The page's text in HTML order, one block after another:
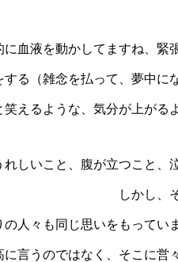
いのです。
血液を動かしてますね、
る（雑念を払って、夢中
えるような、気分が上がる
しいこと、腹が立つこと
めて、自分が歩
友人、そし
言うのではなく、そこに